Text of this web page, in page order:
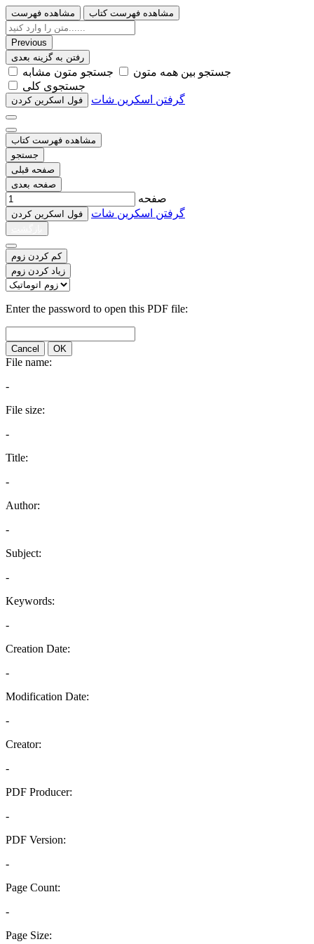
مشاهده فهرست مشاهده فهرست کتاب
Previous
رفتن به گزینه بعدی
ﺟﺴﺘﺠﻮ ﺑﯿﻦ ﻫﻤﻪ ﻣﺘﻮﻥ
ﺟﺴﺘﺠﻮ ﻣﺘﻮﻥ ﻣﺸﺎﺑﻪ
ﺟﺴﺘﺠﻮﯼ ﮐﻠﯽ
ﻓﻮﻝ اﺳﮑﺮﯾﻦ ﮐﺮﺩﻥ گرفتن اسکرین شات
مشاهده فهرست کتاب
جستجو
صفحه قبلی
صفحه بعدی
صفحه
ﻓﻮﻝ اﺳﮑﺮﯾﻦ ﮐﺮﺩﻥ گرفتن اسکرین شات
کم کردن زوم
زیاد کردن زوم
Enter the password to open this PDF file:
Cancel OK
File name:
-
File size:
-
Title:
-
Author:
-
Subject:
-
Keywords:
-
Creation Date:
-
Modification Date:
-
Creator:
-
PDF Producer:
-
PDF Version:
-
Page Count:
-
Page Size: